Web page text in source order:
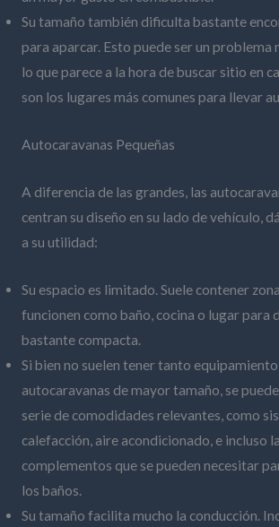
Su tamaño también dificulta bastante
para aparcar. Esto puede ser un problema
lo que parece a la hora de buscar sitio en
son los lugares más comunes para llevar
Autocaravanas Pequeñas
A diferencia de las grandes, las
centran su diseño en su lado de vehículo,
a su utilidad:
Su espacio es limitado. Suele contener
funcionen como baño, cocina o lugar para
bastante compacta.
Si bien no suelen tener tanto
autocaravanas de mayor tamaño, se
serie de comodidades relevantes, como
calefacción, aire acondicionado, e incluso
complementos que se pueden necesitar
los baños.
Su tamaño facilita mucho la conducción.